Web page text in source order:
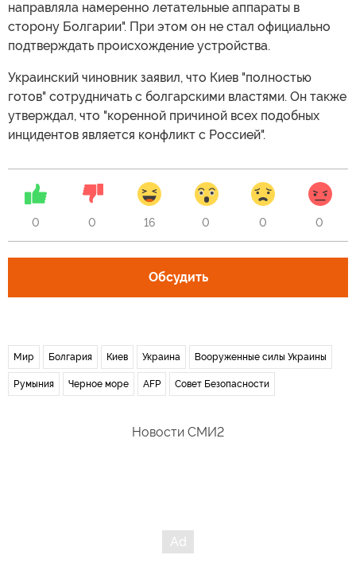
направляла намеренно летательные аппараты в
сторону Болгарии". При этом он не стал официально
подтверждать происхождение устройства.
Украинский чиновник заявил, что Киев "полностью
готов" сотрудничать с болгарскими властями. Он также
утверждал, что "коренной причиной всех подобных
инцидентов является конфликт с Россией".
0 0 16 0 0 0
Обсудить
Мир Болгария Киев Украина Вооруженные силы Украины
Румыния Черное море AFP Совет Безопасности
Новости СМИ2